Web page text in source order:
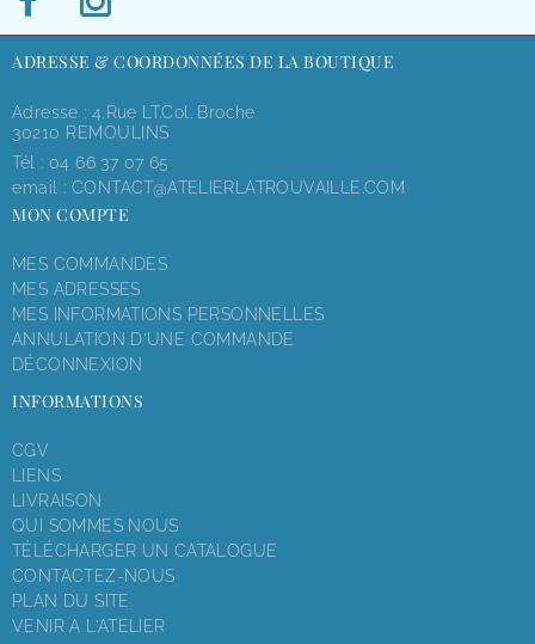
ADRESSE & COORDONNÉES DE LA BOUTIQUE
Adresse : 4,rue LT.Col. Broche
30210 REMOULINS
Tél : 04 66 37 07 65
email : CONTACT@ATELIERLATROUVAILLE.COM
MON COMPTE
MES COMMANDES
MES ADRESSES
MES INFORMATIONS PERSONNELLES
ANNULATION D'UNE COMMANDE
DÉCONNEXION
INFORMATIONS
CGV
LIENS
LIVRAISON
QUI SOMMES NOUS
TÉLÉCHARGER UN CATALOGUE
CONTACTEZ-NOUS
PLAN DU SITE
VENIR A L'ATELIER